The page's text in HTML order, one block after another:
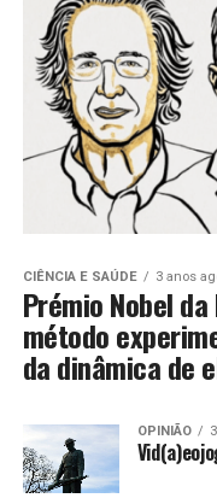
CIÊNCIA E SAÚDE 3 anos
Prémio Nobel
método
da dinâmica de
OPINIÃO